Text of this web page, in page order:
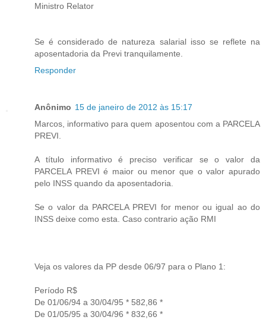
Ministro Relator
Se é considerado de natureza salarial isso se reflete na
aposentadoria da Previ tranquilamente.
Responder
Anônimo 15 de janeiro de 2012 às 15:17
Marcos, informativo para quem aposentou com a PARCELA
PREVI.
A título informativo é preciso verificar se o valor da
PARCELA PREVI é maior ou menor que o valor apurado
pelo INSS quando da aposentadoria.
Se o valor da PARCELA PREVI for menor ou igual ao do
INSS deixe como esta. Caso contrario ação RMI
Veja os valores da PP desde 06/97 para o Plano 1:
Período R$
De 01/06/94 a 30/04/95 * 582,86 *
De 01/05/95 a 30/04/96 * 832,66 *